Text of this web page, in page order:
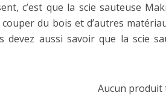
c’est que la scie sauteuse
du bois et d’autres
devez aussi savoir que la scie
Aucun produit